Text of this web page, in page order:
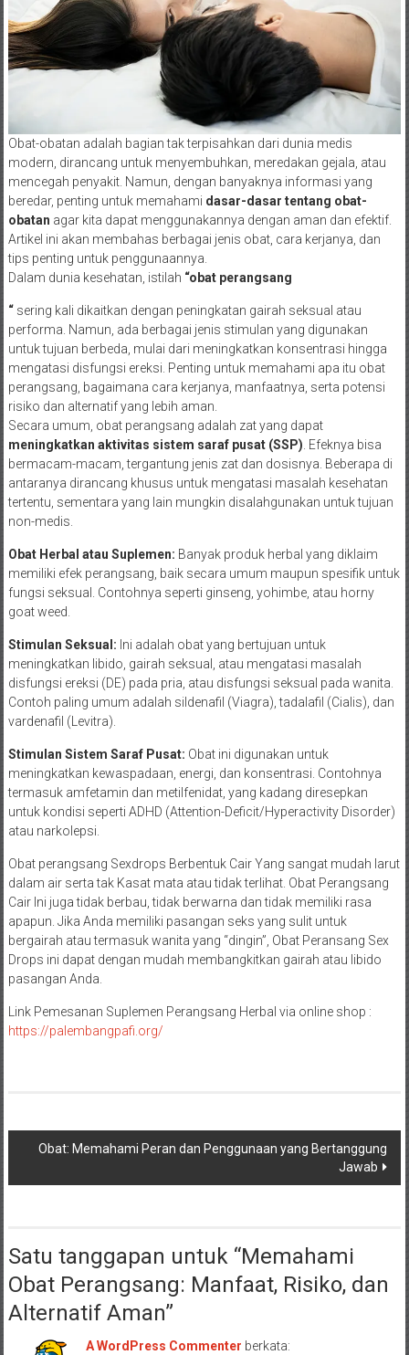
Obat-obatan adalah bagian tak terpisahkan dari dunia medis
modern, dirancang untuk menyembuhkan, meredakan gejala, atau
mencegah penyakit. Namun, dengan banyaknya informasi yang
beredar, penting untuk memahami dasar-dasar tentang obat-
obatan agar kita dapat menggunakannya dengan aman dan efektif.
Artikel ini akan membahas berbagai jenis obat, cara kerjanya, dan
tips penting untuk penggunaannya.
Dalam dunia kesehatan, istilah “obat perangsang
“sering kali dikaitkan dengan peningkatan gairah seksual atau
performa. Namun, ada berbagai jenis stimulan yang digunakan
untuk tujuan berbeda, mulai dari meningkatkan konsentrasi hingga
mengatasi disfungsi ereksi. Penting untuk memahami apa itu obat
perangsang, bagaimana cara kerjanya, manfaatnya, serta potensi
risiko dan alternatif yang lebih aman.
Secara umum, obat perangsang adalah zat yang dapat
meningkatkan aktivitas sistem saraf pusat (SSP). Efeknya bisa
bermacam-macam, tergantung jenis zat dan dosisnya. Beberapa di
antaranya dirancang khusus untuk mengatasi masalah kesehatan
tertentu, sementara yang lain mungkin disalahgunakan untuk tujuan
non-medis.
Obat Herbal atau Suplemen: Banyak produk herbal yang diklaim
memiliki efek perangsang, baik secara umum maupun spesifik untuk
fungsi seksual. Contohnya seperti ginseng, yohimbe, atau horny
goat weed.
Stimulan Seksual: Ini adalah obat yang bertujuan untuk
meningkatkan libido, gairah seksual, atau mengatasi masalah
disfungsi ereksi (DE) pada pria, atau disfungsi seksual pada wanita.
Contoh paling umum adalah sildenafil (Viagra), tadalafil (Cialis), dan
vardenafil (Levitra).
Stimulan Sistem Saraf Pusat: Obat ini digunakan untuk
meningkatkan kewaspadaan, energi, dan konsentrasi. Contohnya
termasuk amfetamin dan metilfenidat, yang kadang diresepkan
untuk kondisi seperti ADHD (Attention-Deficit/Hyperactivity Disorder)
atau narkolepsi.
Obat perangsang Sexdrops Berbentuk Cair Yang sangat mudah larut
dalam air serta tak Kasat mata atau tidak terlihat. Obat Perangsang
Cair Ini juga tidak berbau, tidak berwarna dan tidak memiliki rasa
apapun. Jika Anda memiliki pasangan seks yang sulit untuk
bergairah atau termasuk wanita yang “dingin”, Obat Peransang Sex
Drops ini dapat dengan mudah membangkitkan gairah atau libido
pasangan Anda.
Link Pemesanan Suplemen Perangsang Herbal via online shop :
https://palembangpafi.org/
Navigasi
pos
Obat: Memahami Peran dan Penggunaan yang Bertanggung
Jawab
Satu tanggapan untuk “Memahami
Obat Perangsang: Manfaat, Risiko, dan
Alternatif Aman”
A WordPress Commenter berkata: